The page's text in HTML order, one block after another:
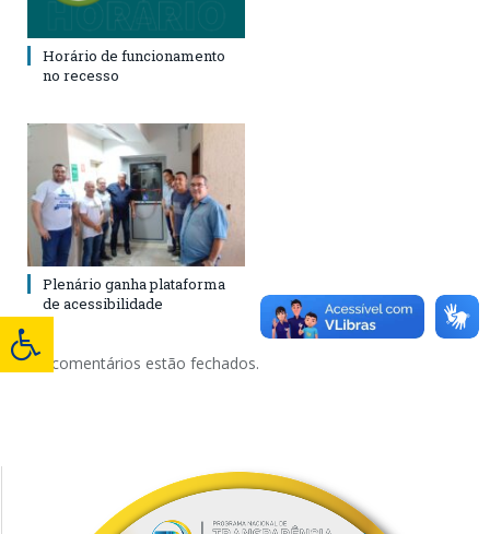
Horário de funcionamento
no recesso
Plenário ganha plataforma
de acessibilidade
Os comentários estão fechados.